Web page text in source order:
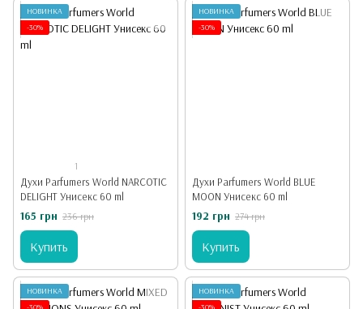
НОВИНКА
-30%
1
Духи Parfumers World NARCOTIC
DELIGHT Унисекс 60 ml
165 грн 236 грн
Купить
НОВИНКА
-30%
Духи Parfumers World BLUE
MOON Унисекс 60 ml
192 грн 274 грн
Купить
НОВИНКА
НОВИНКА